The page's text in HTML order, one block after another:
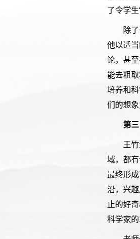
了令学
除
他以适
论，甚
能去粗
培养和
们的想
第
王
域，都
最终形
沿，兴
止的好
科学家